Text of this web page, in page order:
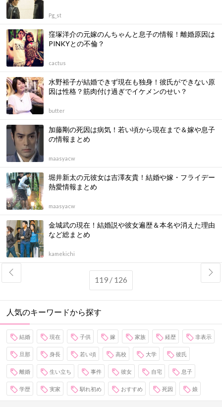
Pg_st
窪塚洋介の元嫁のんちゃんと息子の情報！離婚原因は
PINKYとの不倫？
cactus
水野裕子が結婚できず現在も独身！彼氏ができない原
因は性格？筋肉付け過ぎでイケメンのせい？
butter
加藤剛の死因は病気！若い頃から現在まで＆嫁や息子
の情報まとめ
maasyacw
堀井新太の元彼女は吉澤友貴！結婚や嫁・フライデー
熱愛情報まとめ
maasyacw
金城武の現在！結婚説や彼女遍歴＆本名や消えた理由
など総まとめ
kamekichi
119 / 126
人気のキーワードから探す
結婚 現在 子供 嫁 家族 経歴 非表示
旦那 身長 若い頃 高校 大学 彼氏
離婚 生い立ち 事件 彼女 自宅 息子
学歴 実家 馴れ初め おすすめ 死因 娘